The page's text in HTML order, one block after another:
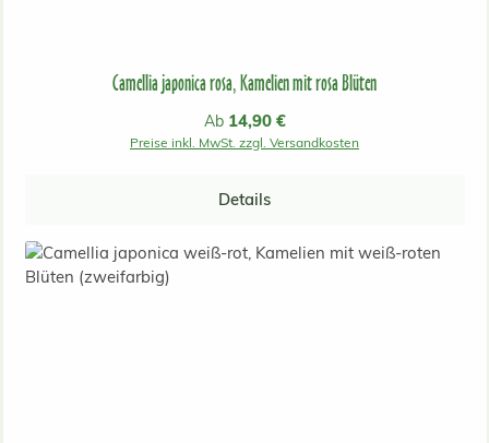
Camellia japonica rosa, Kamelien mit rosa Blüten
Regulärer Preis:
Ab 14,90 €
Preise inkl. MwSt. zzgl. Versandkosten
Details